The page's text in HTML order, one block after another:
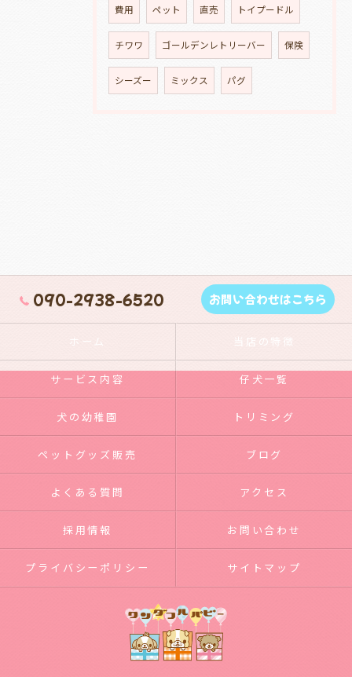
費用 ペット 直売 トイプードル
チワワ ゴールデンレトリーバー 保険
シーズー ミックス パグ
090-2938-6520 お問い合わせはこちら
ホーム 当店の特徴
サービス内容 仔犬一覧
犬の幼稚園 トリミング
ペットグッズ販売 ブログ
よくある質問 アクセス
採用情報 お問い合わせ
プライバシーポリシー サイトマップ